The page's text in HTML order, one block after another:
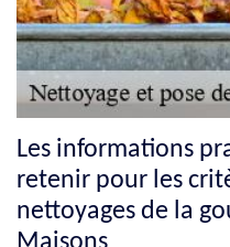
Les informations
retenir pour les
nettoyages de la